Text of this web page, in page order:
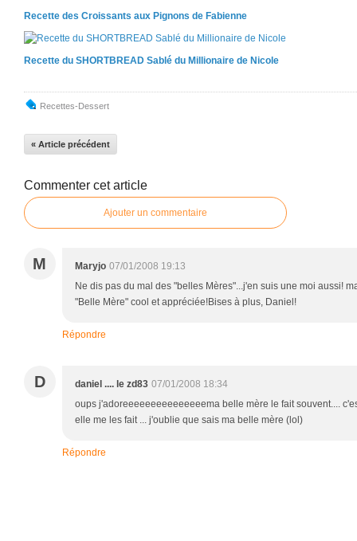
Recette des Croissants aux Pignons de Fabienne
Recette du SHORTBREAD Sablé du Millionaire de Nicole
Recettes-Dessert
« Article précédent
Commenter cet article
Ajouter un commentaire
M Maryjo 07/01/2008 19:13
Ne dis pas du mal des "belles Mères"...j'en suis une moi aussi!
"Belle Mère" cool et appréciée!Bises à plus, Daniel!
Répondre
D daniel .... le zd83 07/01/2008 18:34
oups j'adoreeeeeeeeeeeeeeema belle mère le fait souvent....
elle me les fait ... j'oublie que sais ma belle mère (lol)
Répondre